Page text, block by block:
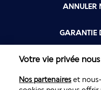
ANNULER
GARANTIE
Votre vie privée
Nos partenaireset